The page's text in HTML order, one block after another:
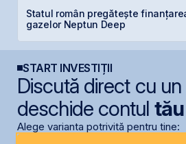
Statul român pregătește
gazelor Neptun Deep
START INVESTIȚII
Discută direct cu
deschide contul tău
Alege varianta potrivită pentru tine: